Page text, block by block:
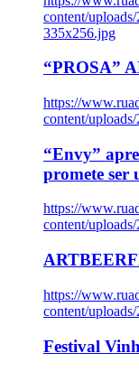
content/
335x256.jpg
“PROSA”
https://
content/
“Envy”
promete ser
https://
content/
https://
content/
Festival